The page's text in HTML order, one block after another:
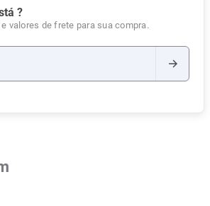
?
valores de frete para sua compra.